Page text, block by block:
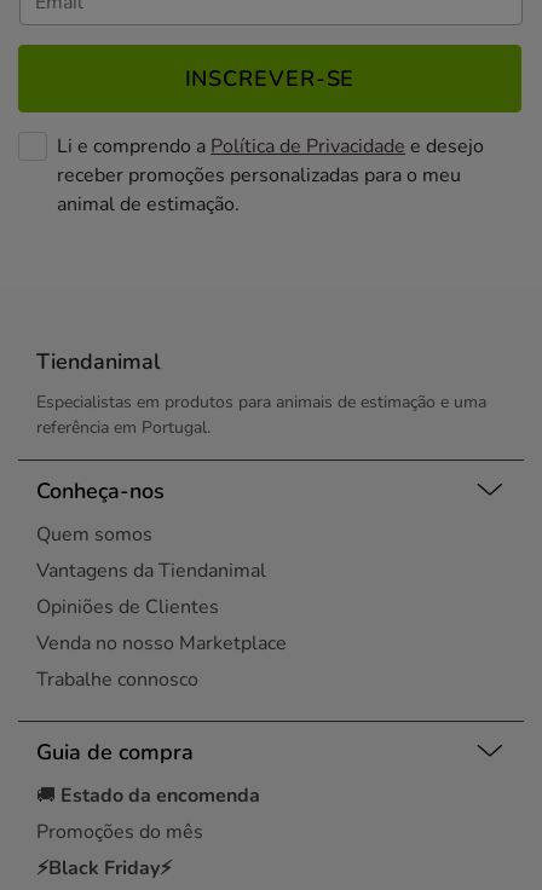
INSCREVER-SE
Li e comprendo a Política de Privacidade e desejo
receber promoções personalizadas para o meu
animal de estimação.
Tiendanimal
Especialistas em produtos para animais de estimação e uma
referência em Portugal.
Conheça-nos
Quem somos
Vantagens da Tiendanimal
Opiniões de Clientes
Venda no nosso Marketplace
Trabalhe connosco
Guia de compra
🚚 Estado da encomenda
Promoções do mês
⚡Black Friday⚡